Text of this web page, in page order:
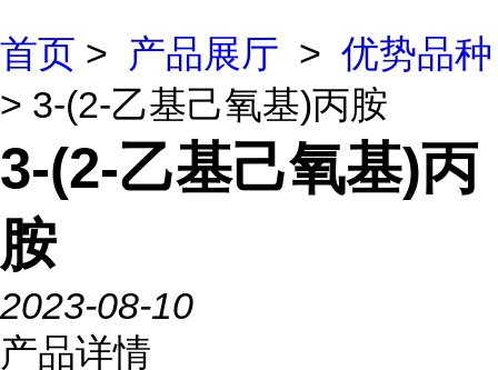
首页 > 产品展厅 > 优势品种
> 3-(2-乙基己氧基)丙胺
3-(2-乙基己氧基)丙
胺
2023-08-10
产品详情